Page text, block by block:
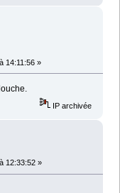
14:11:56 »
IP archivée
12:33:52 »